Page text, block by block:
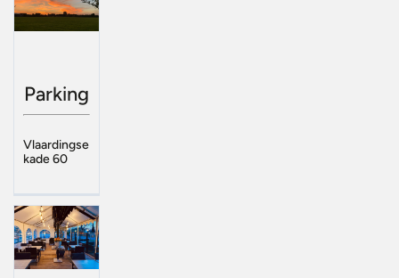
Parking
Vlaardingse
kade 60